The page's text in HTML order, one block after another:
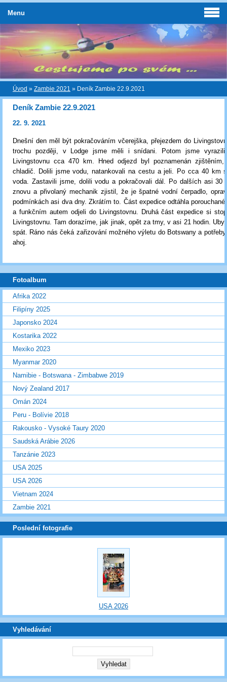
Úvod » Zambie 2021 » Deník Zambie 22.9.2021
Deník Zambie 22.9.2021
22. 9. 2021
Dnešní den měl být pokračováním včerejška, přejezdem do
trochu později, v Lodge jsme měli i snídani. Potom jsme
Livingstovnu cca 470 km. Hned odjezd byl poznamenán
chladič. Dolili jsme vodu, natankovali na cestu a jeli. Po cca 40 km
voda. Zastavili jsme, dolili vodu a pokračovali dál. Po dalších asi 30
znovu a přivolaný mechanik zjistil, že je špatné vodní čerpadlo,
podmínkách asi dva dny. Zkrátím to. Část expedice odtáhla
a funkčním autem odjeli do Livingstovnu. Druhá část expedice si
Livingstovnu. Tam dorazíme, jak jinak, opět za tmy, v asi 21 hodin.
spát. Ráno nás čeká zařizování možného výletu do Botswany a
ahoj.
Menu
Fotoalbum
Afrika 2022
Filipíny 2025
Japonsko 2024
Kostarika 2022
Mexiko 2023
Myanmar 2020
Namibie - Botswana - Zimbabwe 2019
Nový Zealand 2017
Omán 2024
Peru - Bolívie 2018
Rakousko - Vysoké Taury 2020
Saudská Arábie 2026
Tanzánie 2023
USA 2025
USA 2026
Vietnam 2024
Zambie 2021
Poslední fotografie
USA 2026
Vyhledávání